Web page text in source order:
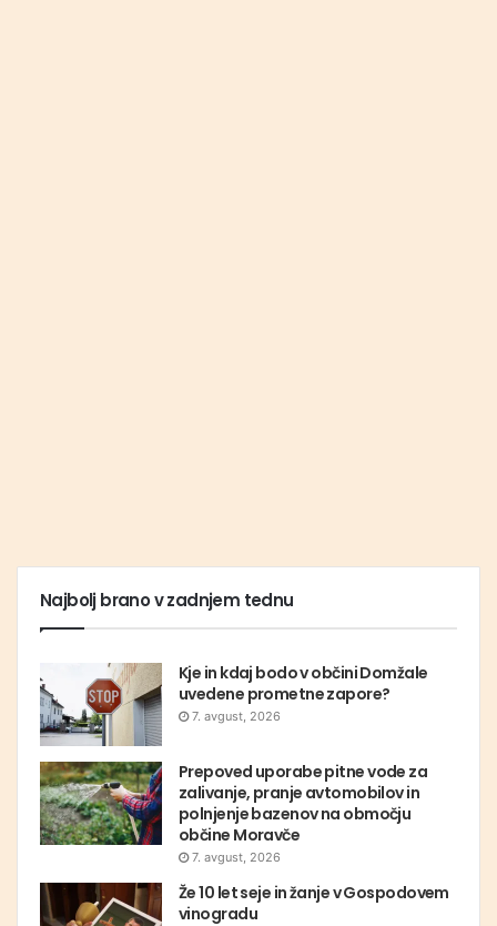
Najbolj brano v zadnjem tednu
Kje in kdaj bodo v občini Domžale
uvedene prometne zapore?
7. avgust, 2026
Prepoved uporabe pitne vode za
zalivanje, pranje avtomobilov in
polnjenje bazenov na območju
občine Moravče
7. avgust, 2026
Že 10 let seje in žanje v Gospodovem
vinogradu